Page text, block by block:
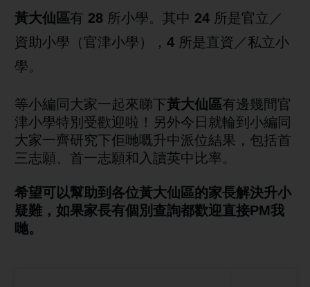
黃大仙 區有 28 所小學。 其中 24 所是官立／
資助小學（官津小學）， 4 所是直資／私立小
學。
等小編同大家一起來睇下黃大仙 區有邊幾間官
津小學特別受歡迎啦！ 另外今日就輪到小編同
大家一齊研究下佢哋嘅升中派位結果，包括首
三志願、首一志願和入讀英中比率。
希望可以幫助到各位黃大仙 區的家長解決升小
疑難 ，如果家長有個別查詢都歡迎直接PM我
哋。